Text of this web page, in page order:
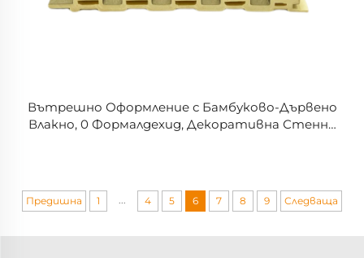
Вътрешно Оформление с Бамбуково-Дървено
Влакно, 0 Формалдехид, Декоративна Стенна
Предишна 1 ... 4 5 6 7 8 9 Следваща